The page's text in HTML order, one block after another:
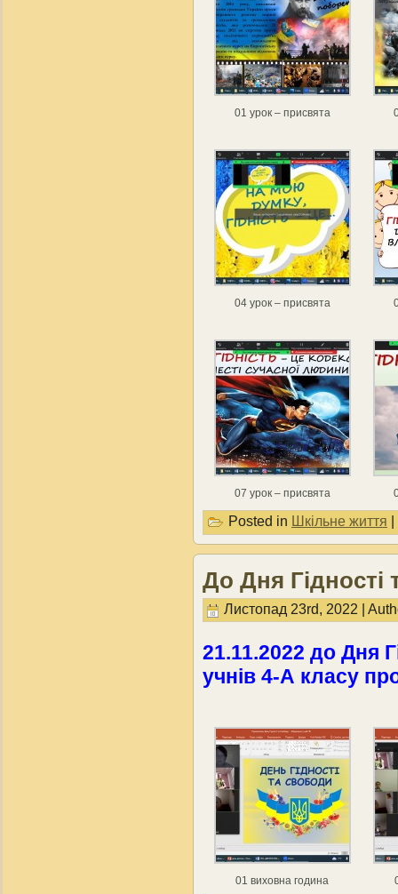
01 урок – присвята
04 урок – присвята
07 урок – присвята
Posted in Шкільне життя |
До Дня Гідності
Листопад 23rd, 2022 |
21.11.2022 до Дня
учнів 4-А класу
01 виховна година